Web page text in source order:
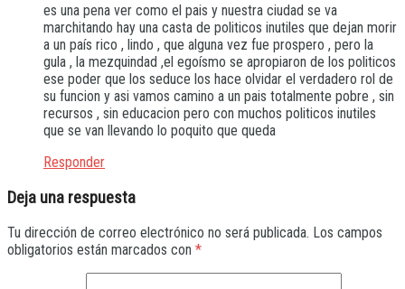
es una pena ver como el pais y nuestra ciudad se va
marchitando hay una casta de politicos inutiles que dejan morir
a un país rico , lindo , que alguna vez fue prospero , pero la
gula , la mezquindad ,el egoísmo se apropiaron de los politicos
ese poder que los seduce los hace olvidar el verdadero rol de
su funcion y asi vamos camino a un pais totalmente pobre , sin
recursos , sin educacion pero con muchos politicos inutiles
que se van llevando lo poquito que queda
Responder
Deja una respuesta
Tu dirección de correo electrónico no será publicada. Los campos
obligatorios están marcados con *